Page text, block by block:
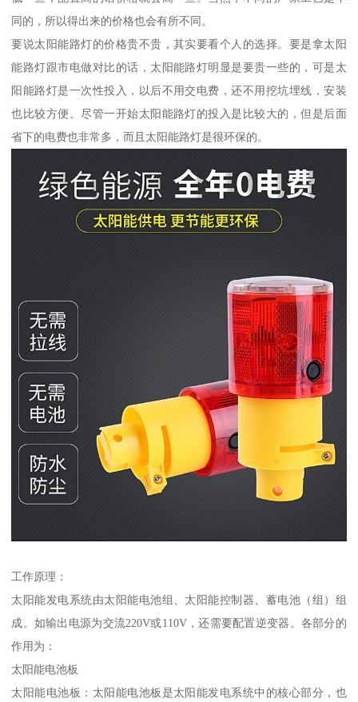
同的，所以得出来的价格也会有所不同。
要说太阳能路灯的价格贵不贵，其实要看个人的选择。要是拿太阳
能路灯跟市电做对比的话，太阳能路灯明显是要贵一些的，可是太
阳能路灯是一次性投入，以后不用交电费，还不用挖坑埋线，安装
也比较方便。尽管一开始太阳能路灯的投入是比较大的，但是后面
省下的电费也非常多，而且太阳能路灯是很环保的。
工作原理：
太阳能发电系统由太阳能电池组、太阳能控制器、蓄电池（组）组
成。如输出电源为交流220V或110V，还需要配置逆变器。各部分的
作用为：
太阳能电池板
太阳能电池板：太阳能电池板是太阳能发电系统中的核心部分，也